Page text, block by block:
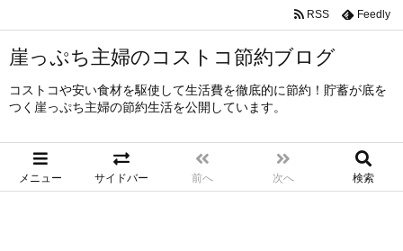
崖っぷち主婦のコストコ節約ブログ
コストコや安い食材を駆使して生活費を徹底的に節約！貯蓄が底を
つく崖っぷち主婦の節約生活を公開しています。
メニュー サイドバー 前へ 次へ 検索
RSS Feedly